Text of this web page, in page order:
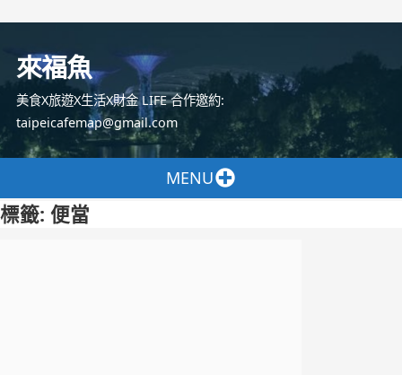
容
來福魚
美食X旅遊X生活X財金 LIFE 合作邀約:
taipeicafemap@gmail.com
MENU
標籤: 便當